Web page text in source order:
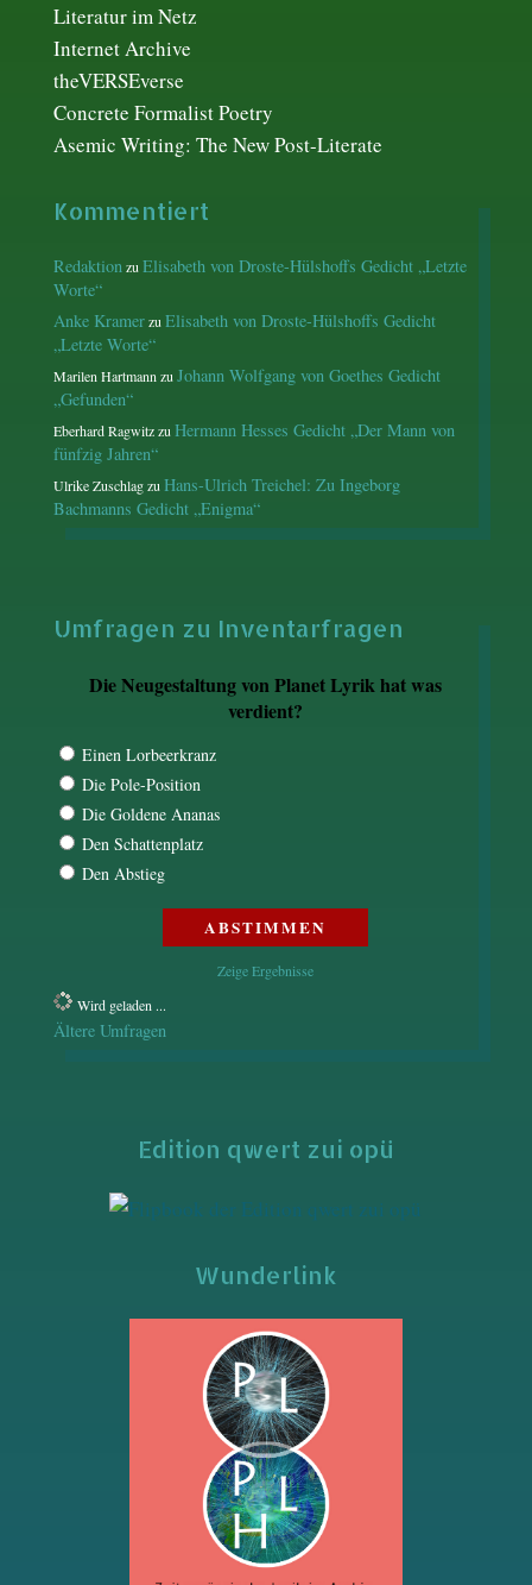
Literatur im Netz
Internet Archive
theVERSEverse
Concrete Formalist Poetry
Asemic Writing: The New Post-Literate
Kommentiert
RedaktionzuElisabeth von Droste-Hülshoffs Gedicht „Letzte
Worte“
Anke KramerzuElisabeth von Droste-Hülshoffs Gedicht
„Letzte Worte“
Marilen HartmannzuJohann Wolfgang von Goethes Gedicht
„Gefunden“
Eberhard RagwitzzuHermann Hesses Gedicht „Der Mann von
fünfzig Jahren“
Ulrike ZuschlagzuHans-Ulrich Treichel: Zu Ingeborg
Bachmanns Gedicht „Enigma“
Umfragen zu Inventarfragen
Die Neugestaltung von Planet Lyrik hat was
verdient?
Einen Lorbeerkranz
Die Pole-Position
Die Goldene Ananas
Den Schattenplatz
Den Abstieg
Zeige Ergebnisse
Wird geladen ...
Ältere Umfragen
Edition qwert zui opü
Wunderlink